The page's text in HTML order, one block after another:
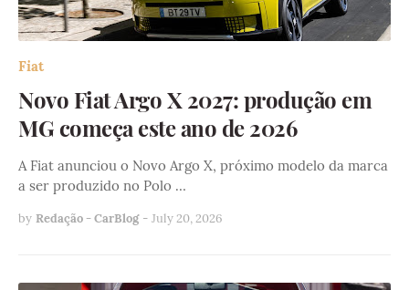
Fiat
Novo Fiat Argo X 2027: produção em
MG começa este ano de 2026
A Fiat anunciou o Novo Argo X, próximo modelo da marca
a ser produzido no Polo …
by Redação - CarBlog - July 20, 2026